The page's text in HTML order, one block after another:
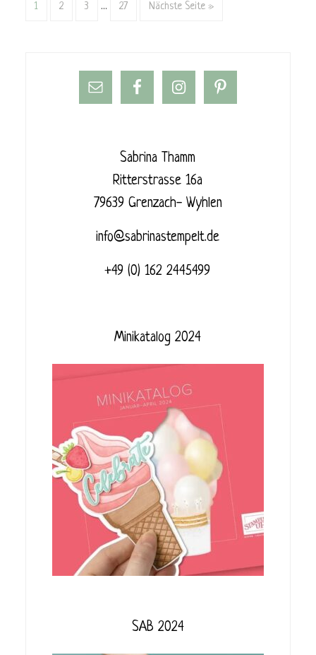
1 2 3 … 27 Nächste Seite »
Sabrina Thamm
Ritterstrasse 16a
79639 Grenzach- Wyhlen
info@sabrinastempelt.de
+49 (0) 162 2445499
Minikatalog 2024
SAB 2024